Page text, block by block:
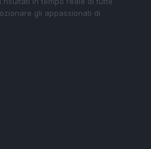
gli appassionati di